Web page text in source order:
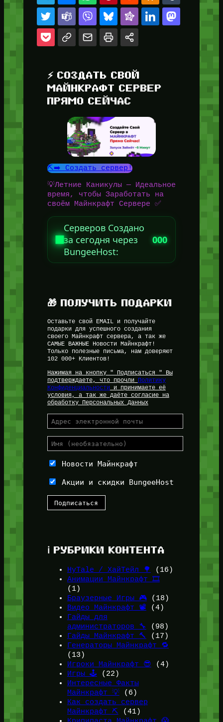
⚡ СОЗДАТЬ СВОЙ
МАЙНКРАФТ СЕРВЕР
ПРЯМО СЕЙЧАС
⛏️➡️ Создать сервер!
💡Летние Каникулы — Идеальное
время, чтобы Заработать на
своём Майнкрафт Сервере ✅
Серверов Создано
за сегодня через
BungeeHost:
000
🎁 ПОЛУЧИТЬ ПОДАРКИ
Оставьте свой EMAIL и получайте
подарки для успешного создания
своего Майнкрафт сервера, а так же
САМЫЕ ВАЖНЫЕ Новости Майнкрафт!
Только полезные письма, нам доверяют
102 000+ Клиентов!
Нажимая на кнопку " Подписаться " Вы
подтверждаете, что прочли
Политику
Конфиденциальностии принимаете её
условия, а так же даёте согласие на
обработку Персональных Данных
Новости Майнкрафт
Акции и скидки BungeeHost
ℹ️ РУБРИКИ КОНТЕНТА
HyTale / ХайТейл 🌳
(16)
Анимации Майнкрафт 🎞️
(1)
Браузерные Игры 🎮(18)
Видео Майнкрафт 📽️ (4)
Гайды для
администраторов 🔧
(98)
Гайды Майнкрафт 🔨
(17)
Генераторы Майнкрафт 🔁
(13)
Игроки Майнкрафт 😎 (4)
Игры 🕹️ (22)
Интересные Факты
Майнкрафт 💡(6)
Как создать сервер
Майнкрафт ⛏️ (41)